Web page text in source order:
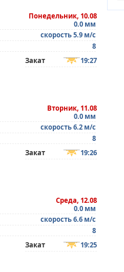
Понедельник, 10.08
0.0 мм
скорость 5.9 м/с
8
Закат 19:27
Вторник, 11.08
0.0 мм
скорость 6.2 м/с
8
Закат 19:26
Среда, 12.08
0.0 мм
скорость 6.6 м/с
8
Закат 19:25